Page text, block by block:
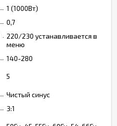
1 (1000Вт)
0,7
220/230 устанавливается в
меню
140-280
5
Чистый синус
3:1